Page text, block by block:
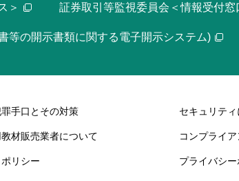
＞ 証券取引等監視委員会＜情報受付窓
等の開示書類に関する電子開示システム)
手口とその対策 セキュリテ
材販売業者について コンプライア
リシー プライバシ